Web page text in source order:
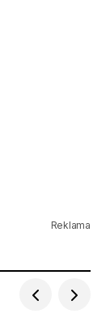
Reklama